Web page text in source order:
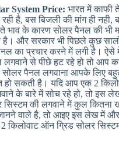
System Price: भारत में काफी
है, बस बिजली की मांग ही नही,
भाव के कारण सोलर पैनल की भी
है। और सरकार भी पिछले कुछ
का प्रचार करने में लगी है। ऐसे
से पीछे हट रहे हो तो आप
सोलर पैनल लगवाना आपके लिए
हो सकती है। यदि आप एक 2
के बारे में सोच रहे हो, तो इस
सिस्टम की लगवाने में कुल कितना
वाले है, तो आइए इस लेख में
किलोवाट ऑन ग्रिड सोलर